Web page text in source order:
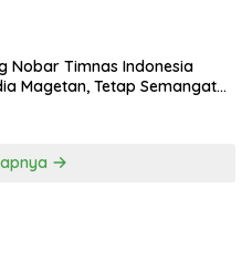
Nobar Timnas Indonesia
Magetan, Tetap Semangat